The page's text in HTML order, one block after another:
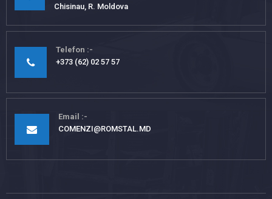
Chisinau, R. Moldova
Telefon
+373 (62) 02 57 57
Email
COMENZI@ROMSTAL.MD